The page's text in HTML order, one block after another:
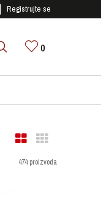
Registrujte se
0
474 proizvoda